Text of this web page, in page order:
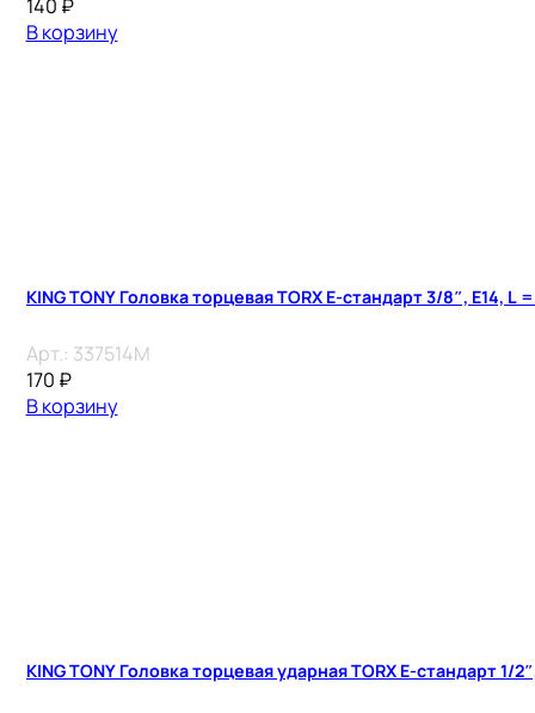
140 ₽
В корзину
KING TONY Головка торцевая TORX Е-стандарт 3/8″, E14, L
Арт.: 337514M
170 ₽
В корзину
KING TONY Головка торцевая ударная TORX Е-стандарт 1/